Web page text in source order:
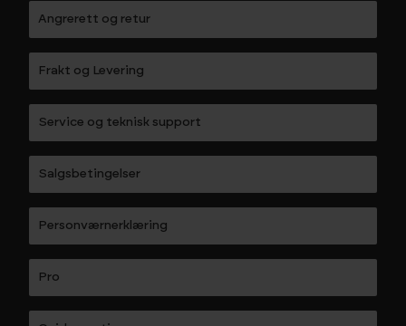
Angrerett og retur
Frakt og Levering
Service og teknisk support
Salgsbetingelser
Personværnerklæring
Pro